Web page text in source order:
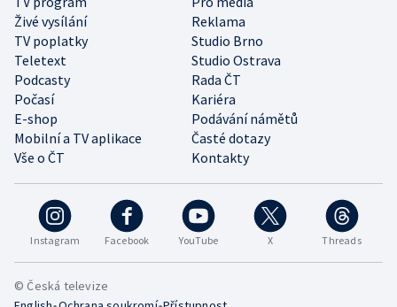
Instagram Facebook YouTube X Threads
Živé vysílání
Reklama
TV poplatky
Studio Brno
Teletext
Studio Ostrava
Podcasty
Rada ČT
Počasí
Kariéra
E-shop
Podávání námětů
Mobilní a TV aplikace
Časté dotazy
Vše o ČT
Kontakty
© Česká televize